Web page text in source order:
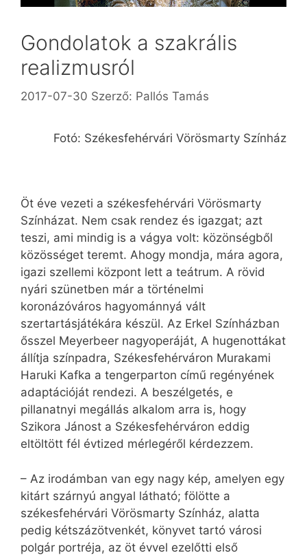
Gondolatok a szakrális
realizmusról
2017-07-30 Szerző: Pallós Tamás
Fotó: Székesfehérvári Vörösmarty Színház
Öt éve vezeti a székesfehérvári Vörösmarty
Színházat. Nem csak rendez és igazgat; azt
teszi, ami mindig is a vágya volt: közönségből
közösséget teremt. Ahogy mondja, mára agora,
igazi szellemi központ lett a teátrum. A rövid
nyári szünetben már a történelmi
koronázóváros hagyománnyá vált
szertartásjátékára készül. Az Erkel Színházban
ősszel Meyerbeer nagyoperáját, A hugenottákat
állítja színpadra, Székesfehérváron Murakami
Haruki Kafka a tengerparton című regényének
adaptációját rendezi. A beszélgetés, e
pillanatnyi megállás alkalom arra is, hogy
Szikora Jánost a Székesfehérváron eddig
eltöltött fél évtized mérlegéről kérdezzem.
– Az irodámban van egy nagy kép, amelyen egy
kitárt szárnyú angyal látható; fölötte a
székesfehérvári Vörösmarty Színház, alatta
pedig kétszázötvenkét, könyvet tartó városi
polgár portréja, az öt évvel ezelőtti első